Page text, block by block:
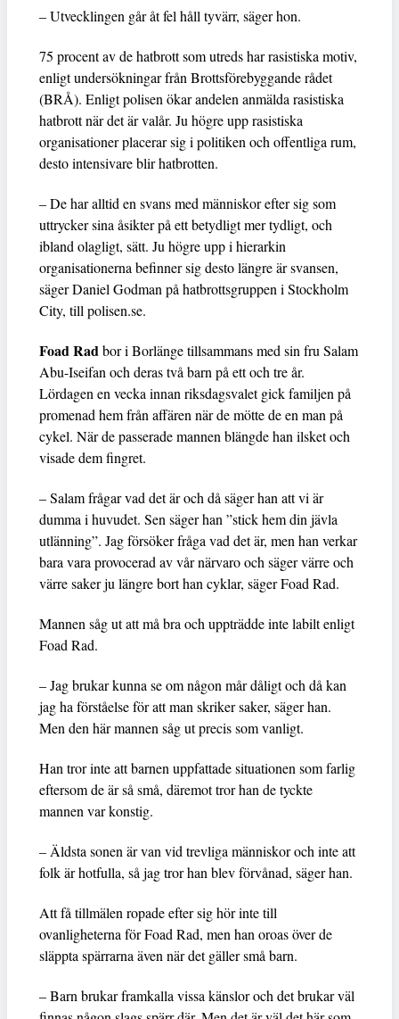
– Utvecklingen går åt fel håll tyvärr, säger hon.
75 procent av de hatbrott som utreds har rasistiska motiv,
enligt undersökningar från Brottsförebyggande rådet
(BRÅ). Enligt polisen ökar andelen anmälda rasistiska
hatbrott när det är valår. Ju högre upp rasistiska
organisationer placerar sig i politiken och offentliga rum,
desto intensivare blir hatbrotten.
– De har alltid en svans med människor efter sig som
uttrycker sina åsikter på ett betydligt mer tydligt, och
ibland olagligt, sätt. Ju högre upp i hierarkin
organisationerna befinner sig desto längre är svansen,
säger Daniel Godman på hatbrottsgruppen i Stockholm
City, till polisen.se.
Foad Radbor i Borlänge tillsammans med sin fru Salam
Abu-Iseifan och deras två barn på ett och tre år.
Lördagen en vecka innan riksdagsvalet gick familjen på
promenad hem från affären när de mötte de en man på
cykel. När de passerade mannen blängde han ilsket och
visade dem fingret.
– Salam frågar vad det är och då säger han att vi är
dumma i huvudet. Sen säger han ”stick hem din jävla
utlänning”. Jag försöker fråga vad det är, men han verkar
bara vara provocerad av vår närvaro och säger värre och
värre saker ju längre bort han cyklar, säger Foad Rad.
Mannen såg ut att må bra och uppträdde inte labilt enligt
Foad Rad.
– Jag brukar kunna se om någon mår dåligt och då kan
jag ha förståelse för att man skriker saker, säger han.
Men den här mannen såg ut precis som vanligt.
Han tror inte att barnen uppfattade situationen som farlig
eftersom de är så små, däremot tror han de tyckte
mannen var konstig.
– Äldsta sonen är van vid trevliga människor och inte att
folk är hotfulla, så jag tror han blev förvånad, säger han.
Att få tillmälen ropade efter sig hör inte till
ovanligheterna för Foad Rad, men han oroas över de
släppta spärrarna även när det gäller små barn.
– Barn brukar framkalla vissa känslor och det brukar väl